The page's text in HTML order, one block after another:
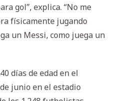
gol”, explica. “No me
físicamente jugando
un Messi, como juega un
días de edad en el
junio en el estadio